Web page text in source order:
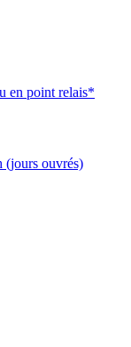
en point relais*
(jours ouvrés)